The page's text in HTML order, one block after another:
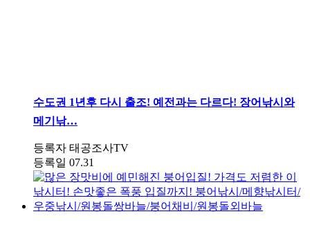
수도권 1년후 다시 출조! 예전과는 다르다! 장어낚시와
메기낚…
등록자 태공조사TV
등록일 07.31